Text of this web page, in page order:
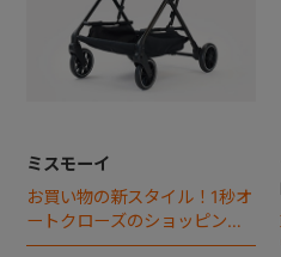
ミスモーイ
お買い物の新スタイル！1秒オ
ートクローズのショッピング
カート誕生。